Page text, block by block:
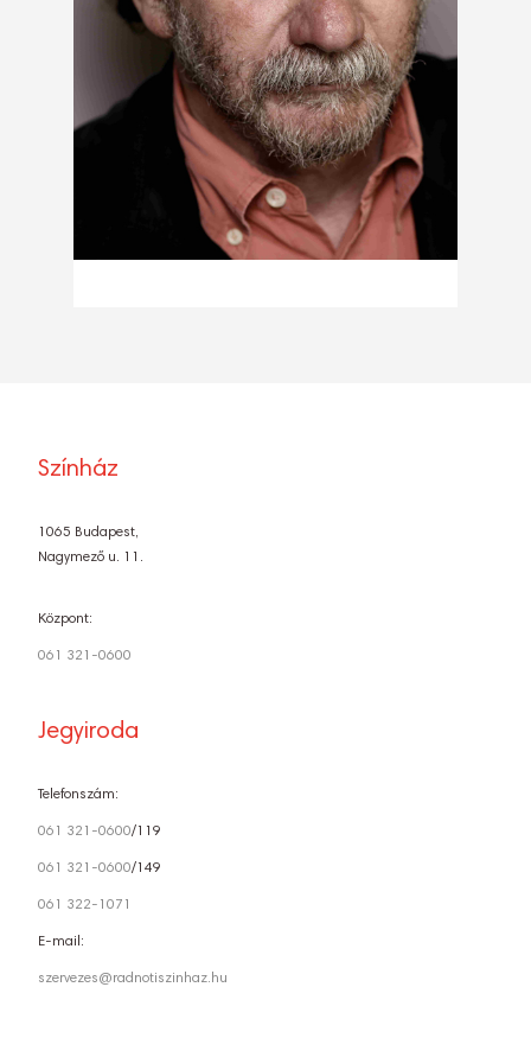
Színház
1065 Budapest,
Nagymező u. 11.
Központ:
061 321-0600
Jegyiroda
Telefonszám:
061 321-0600/119
061 321-0600/149
061 322-1071
E-mail:
szervezes@radnotiszinhaz.hu